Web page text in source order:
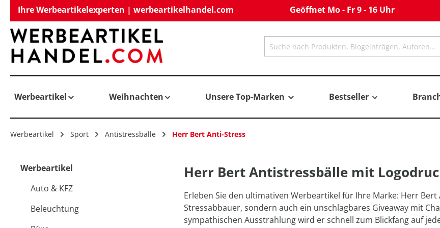
Zur Hauptnavigation springen
Ihre Werbeartikelexperten | werbeartikelhandel.com Geöffnet Mo - Fr 9 - 16 Uhr
Werbeartikel Weihnachten Unsere Top-Marken Bestseller
Werbeartikel Sport Antistressbälle Herr Bert Anti-Stress
Herr Bert Antistressbälle mit
Erleben Sie den ultimativen Werbeartikel für Ihre Marke: Herr
Stressabbauer, sondern auch ein unschlagbares Giveaway mit
sympathischen Ausstrahlung wird er schnell zum Blickfang auf
Werbeartikel
Auto & KFZ
Beleuchtung